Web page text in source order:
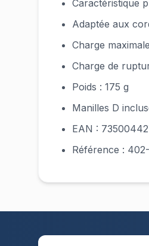
Caractéristique
Adaptée aux
Charge
Charge de
Poids : 175 g
Manilles D
EAN :
Référence :